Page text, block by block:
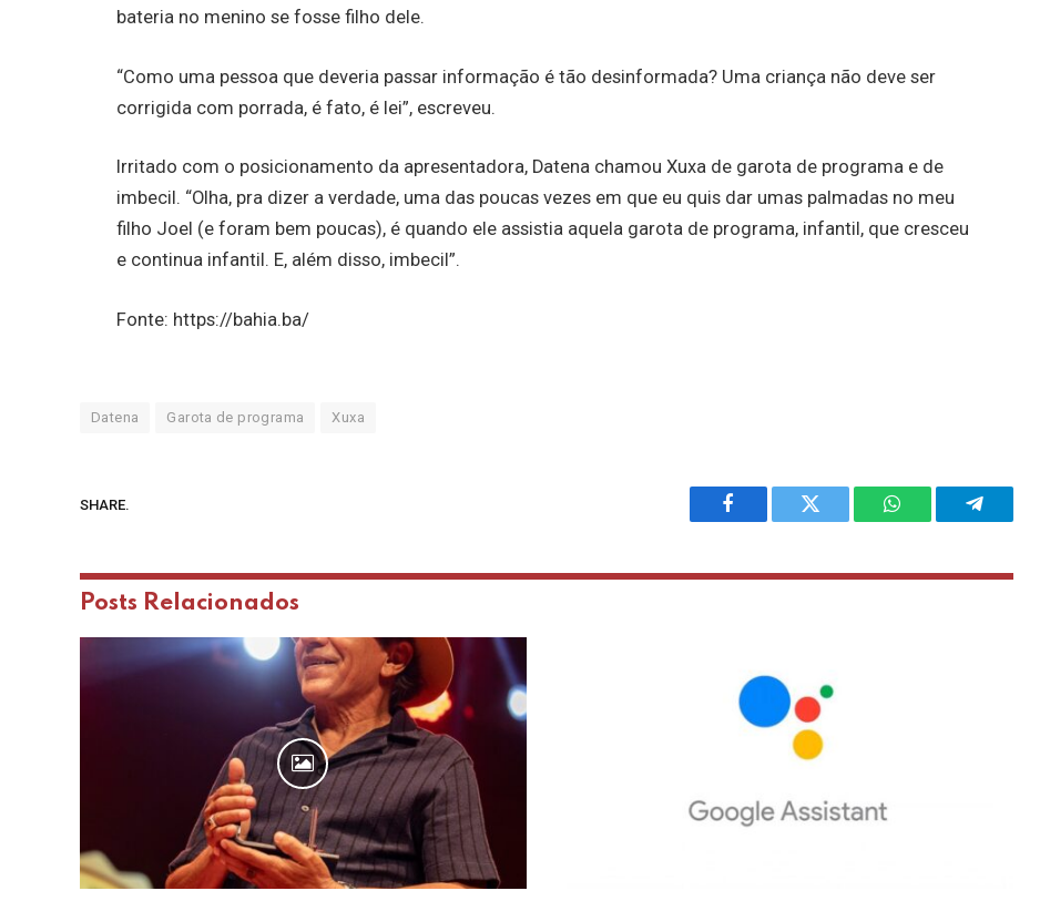
bateria no menino se fosse filho dele.
“Como uma pessoa que deveria passar informação é tão desinformada? Uma criança não deve ser
corrigida com porrada, é fato, é lei”, escreveu.
Irritado com o posicionamento da apresentadora, Datena chamou Xuxa de garota de programa e de
imbecil. “Olha, pra dizer a verdade, uma das poucas vezes em que eu quis dar umas palmadas no meu
filho Joel (e foram bem poucas), é quando ele assistia aquela garota de programa, infantil, que cresceu
e continua infantil. E, além disso, imbecil”.
Fonte: https://bahia.ba/
Datena Garota de programa Xuxa
SHARE.
Facebook Twitter WhatsAppTelegram
Posts Relacionados